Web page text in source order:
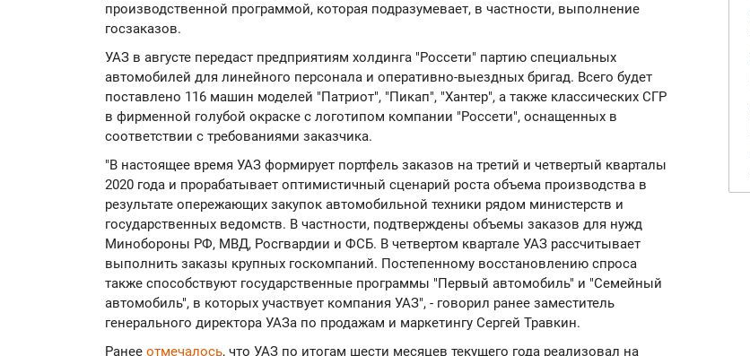
производственной программой, которая подразумевает, в частности, выполнение
госзаказов.
УАЗ в августе передаст предприятиям холдинга "Россети" партию специальных
автомобилей для линейного персонала и оперативно-выездных бригад. Всего будет
поставлено 116 машин моделей "Патриот", "Пикап", "Хантер", а также классических СГР
в фирменной голубой окраске с логотипом компании "Россети", оснащенных в
соответствии с требованиями заказчика.
"В настоящее время УАЗ формирует портфель заказов на третий и четвертый кварталы
2020 года и прорабатывает оптимистичный сценарий роста объема производства в
результате опережающих закупок автомобильной техники рядом министерств и
государственных ведомств. В частности, подтверждены объемы заказов для нужд
Минобороны РФ, МВД, Росгвардии и ФСБ. В четвертом квартале УАЗ рассчитывает
выполнить заказы крупных госкомпаний. Постепенному восстановлению спроса
также способствуют государственные программы "Первый автомобиль" и "Семейный
автомобиль", в которых участвует компания УАЗ", - говорил ранее заместитель
генерального директора УАЗа по продажам и маркетингу Сергей Травкин.
Ранее отмечалось, что УАЗ по итогам шести месяцев текущего года реализовал на